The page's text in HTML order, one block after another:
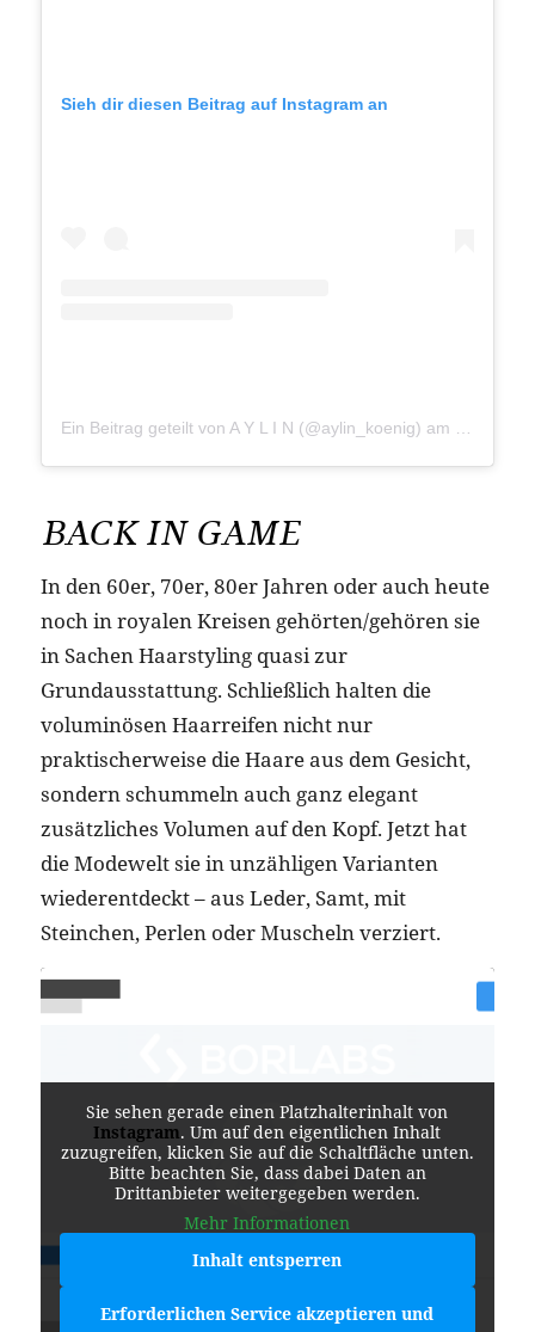
Sieh dir diesen Beitrag auf Instagram an
Ein Beitrag geteilt von A Y L I N (@aylin_koenig) am
BACK IN GAME
In den 60er, 70er, 80er Jahren oder auch heute
noch in royalen Kreisen gehörten/gehören sie
in Sachen Haarstyling quasi zur
Grundausstattung. Schließlich halten die
voluminösen Haarreifen nicht nur
praktischerweise die Haare aus dem Gesicht,
sondern schummeln auch ganz elegant
zusätzliches Volumen auf den Kopf. Jetzt hat
die Modewelt sie in unzähligen Varianten
wiederentdeckt – aus Leder, Samt, mit
Steinchen, Perlen oder Muscheln verziert.
Sie sehen gerade einen Platzhalterinhalt von
Instagram. Um auf den eigentlichen Inhalt
zuzugreifen, klicken Sie auf die Schaltfläche unten.
Bitte beachten Sie, dass dabei Daten an
Drittanbieter weitergegeben werden.
Mehr Informationen
Inhalt entsperren
Erforderlichen Service akzeptieren und